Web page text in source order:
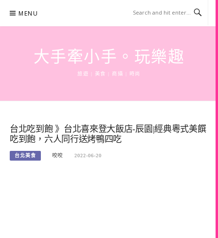
content
MENU
大手牽小手。玩樂趣
旅遊 | 美食 | 商攝 | 時尚
台北吃到飽 》台北喜來登大飯店-辰園|經典粵式美饌
吃到飽，六人同行送烤鴨四吃
台北美食 咬咬 2022-06-20